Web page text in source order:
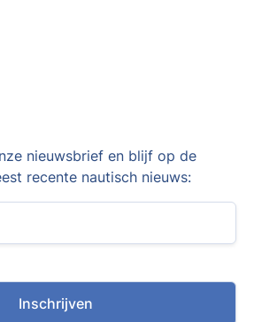
nieuwsbrief en blijf op de
recente nautisch nieuws: